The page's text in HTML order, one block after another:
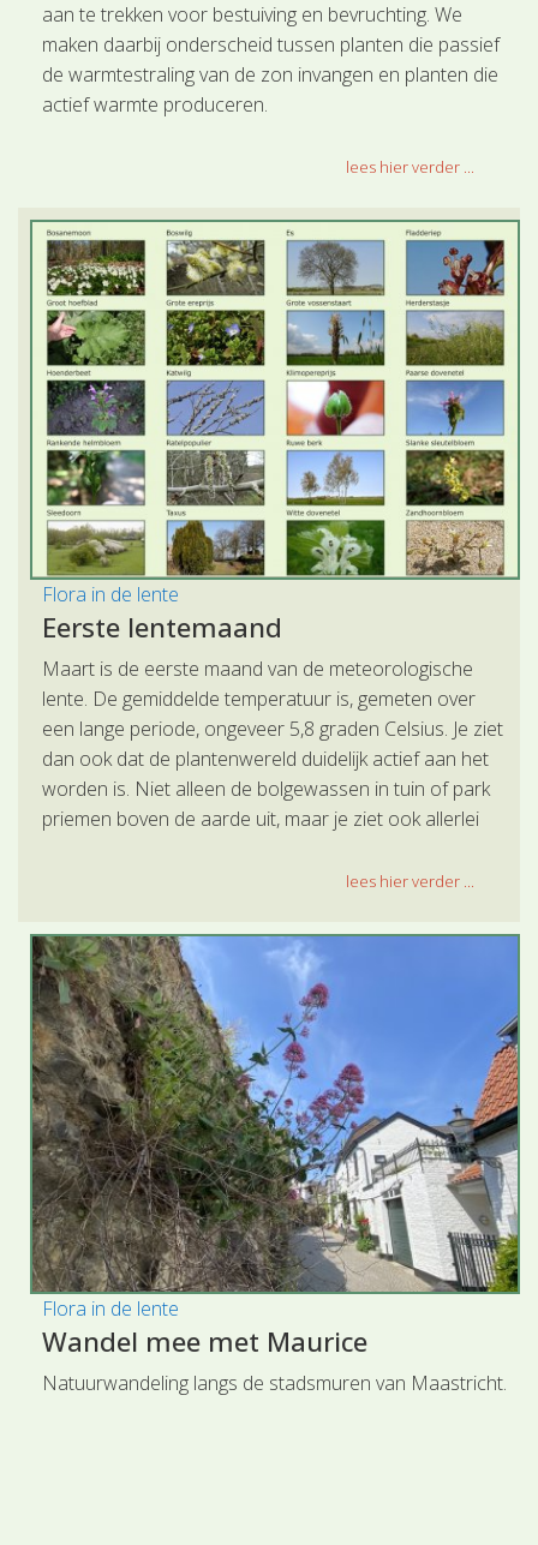
aan te trekken voor bestuiving en bevruchting. We
maken daarbij onderscheid tussen planten die passief
de warmtestraling van de zon invangen en planten die
actief warmte produceren.
lees hier verder ...
Flora in de lente
Eerste lentemaand
Maart is de eerste maand van de meteorologische
lente. De gemiddelde temperatuur is, gemeten over
een lange periode, ongeveer 5,8 graden Celsius. Je ziet
dan ook dat de plantenwereld duidelijk actief aan het
worden is. Niet alleen de bolgewassen in tuin of park
priemen boven de aarde uit, maar je ziet ook allerlei
lees hier verder ...
Flora in de lente
Wandel mee met Maurice
Natuurwandeling langs de stadsmuren van Maastricht.